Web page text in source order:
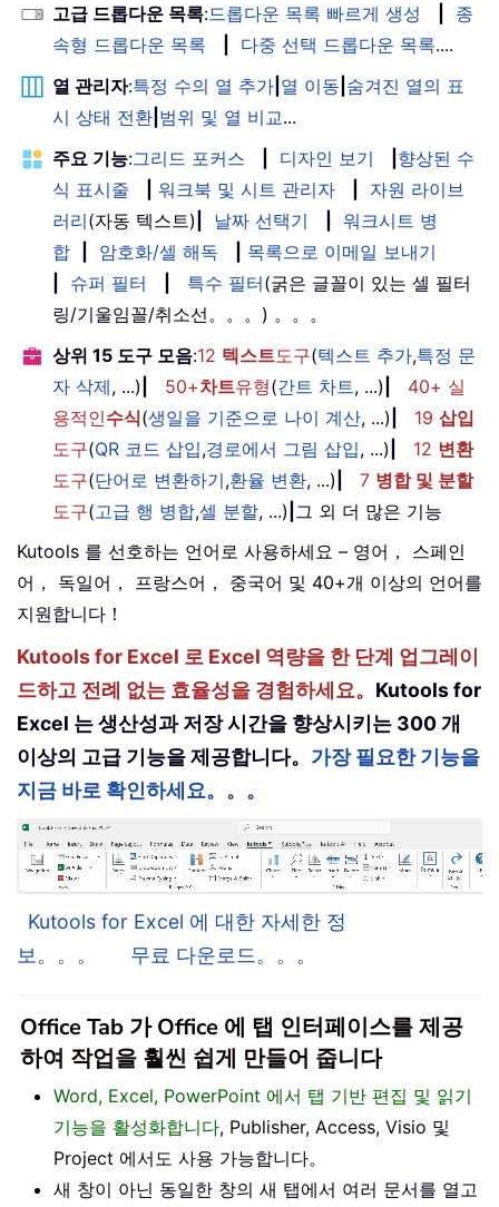
고급 드롭다운 목록:드롭다운 목록 빠르게 생성
종
속형 드롭다운 목록
다중 선택 드롭다운 목록....
열 관리자:특정 수의 열 추가 열 이동 숨겨진 열의 표
시 상태 전환 범위 및 열 비교...
주요 기능:그리드 포커스 디자인 보기
향상된 수
식 표시줄
워크북 및 시트 관리자
자원 라이브
러리(자동 텍스트) 날짜 선택기
워크시트 병
합
암호화/셀 해독
목록으로 이메일 보내기
슈퍼 필터 특수 필터(굵은 글꼴이 있는 셀 필터
링/기울임꼴/취소선。。。) 。。。
상위 15 도구 모음:12 텍스트도구(텍스트 추가,특정 문
자 삭제, ...) 50+차트유형(간트 차트, ...)
40+ 실
용적인수식(생일을 기준으로 나이 계산, ...) 19 삽입
도구(QR 코드 삽입,경로에서 그림 삽입, ...) 12 변환
도구(단어로 변환하기,환율 변환, ...) 7 병합 및 분할
도구(고급 행 병합,셀 분할, ...) 그 외 더 많은 기능
Kutools 를 선호하는 언어로 사용하세요 – 영어， 스페인
어， 독일어， 프랑스어， 중국어 및 40+개 이상의 언어를
지원합니다！
Kutools for Excel 로 Excel 역량을 한 단계 업그레이
드하고 전례 없는 효율성을 경험하세요。 Kutools for
Excel 는 생산성과 저장 시간을 향상시키는 300 개
이상의 고급 기능을 제공합니다。 가장 필요한 기능을
지금 바로 확인하세요。。。
Kutools for Excel 에 대한 자세한 정
보。。。
무료 다운로드。。。
Office Tab 가 Office 에 탭 인터페이스를 제공
하여 작업을 훨씬 쉽게 만들어 줍니다
Word, Excel, PowerPoint 에서 탭 기반 편집 및 읽기
기능을 활성화합니다, Publisher, Access, Visio 및
Project 에서도 사용 가능합니다。
새 창이 아닌 동일한 창의 새 탭에서 여러 문서를 열고